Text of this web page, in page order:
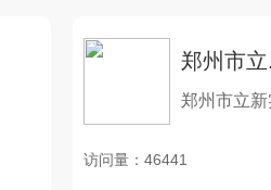
郑州市
郑州市立新
访问量：46441